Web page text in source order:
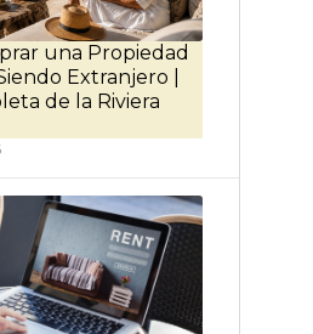
una Propiedad
Extranjero |
de la Riviera